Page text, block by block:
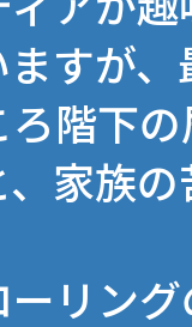
すが
階下
家族
リング